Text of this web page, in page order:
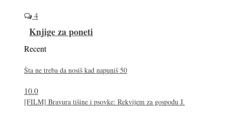
4
Knjige za poneti
Recent
Šta ne treba da nosiš kad napuniš 50
10.0
[FILM] Bravura tišine i psovke: Rekvijem za gospođu J.